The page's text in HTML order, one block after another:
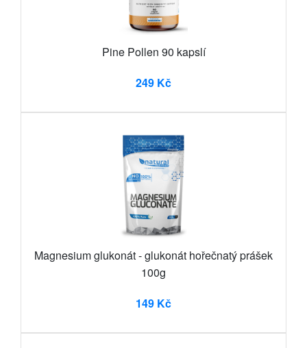
Pine Pollen 90 kapslí
249 Kč
Magnesium glukonát - glukonát hořečnatý prášek
100g
149 Kč